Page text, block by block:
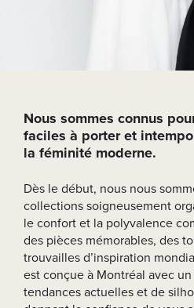
Nous sommes connus
faciles à porter et
la féminité moderne.
Dès le début, nous nous
collections soigneusement
le confort et la polyvalence
des pièces mémorables, des
trouvailles d’inspiration
est conçue à Montréal avec
tendances actuelles et de